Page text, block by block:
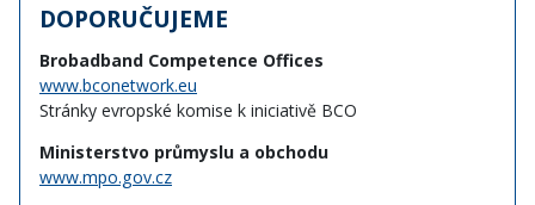
DOPORUČUJEME
Brobadband Competence Offices
www.bconetwork.eu
Stránky evropské komise k iniciativě BCO
Ministerstvo průmyslu a obchodu
www.mpo.gov.cz